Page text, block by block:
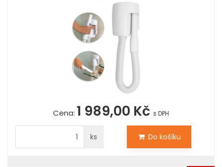
Cena: 1 989,00 Kč s DPH
ks Do košíku